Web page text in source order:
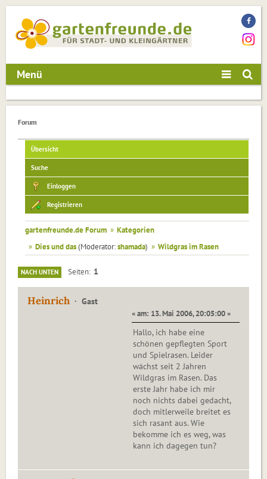
Menü
Forum
Übersicht
Suche
Einloggen
Registrieren
gartenfreunde.de Forum » Kategorien
» Dies und das(Moderator:shamada) » Wildgras im Rasen
NACH UNTEN Seiten 1
Heinrich Gast
« am: 13. Mai 2006, 20:05:00 »
Hallo, ich habe eine
schönen gepflegten Sport
und Spielrasen. Leider
wächst seit 2 Jahren
Wildgras im Rasen. Das
erste Jahr habe ich mir
noch nichts dabei gedacht,
doch mitlerweile breitet es
sich rasant aus. Wie
bekomme ich es weg, was
kann ich dagegen tun?